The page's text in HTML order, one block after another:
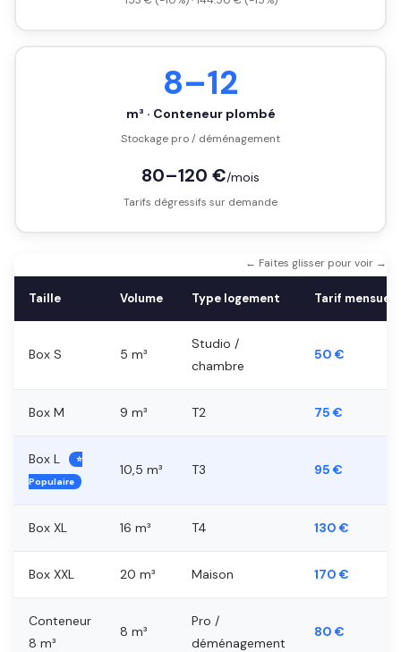
8–12
m³ · Conteneur plombé
Stockage pro / déménagement
80–120 €/mois
Tarifs dégressifs sur demande
← Faites glisser pour voir →
Taille Volume Type logement Tarif mensuel
Box S 5 m³
Studio /
chambre
50 €
Box M 9 m³ T2 75 €
Box L
⭐
Populaire
10,5 m³ T3 95 €
Box XL 16 m³ T4 130 €
Box XXL 20 m³ Maison 170 €
Conteneur
8 m³
8 m³
Pro /
déménagement
80 €